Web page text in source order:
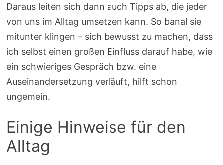
Daraus leiten sich dann auch Tipps ab, die jeder
von uns im Alltag umsetzen kann. So banal sie
mitunter klingen – sich bewusst zu machen, dass
ich selbst einen großen Einfluss darauf habe, wie
ein schwieriges Gespräch bzw. eine
Auseinandersetzung verläuft, hilft schon
ungemein.
Einige Hinweise für den
Alltag